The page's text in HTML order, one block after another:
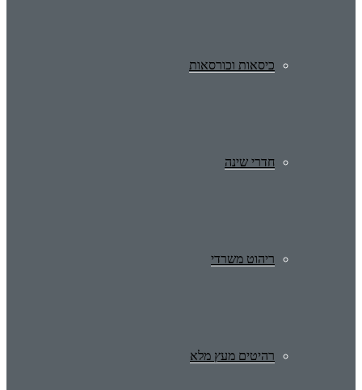
כיסאות וכורסאות
חדרי שינה
ריהוט משרדי
רהיטים מעץ מלא